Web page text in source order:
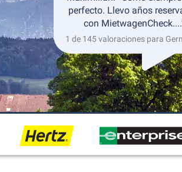
perfecto. Llevo años
con
1 de 145 valoraciones para